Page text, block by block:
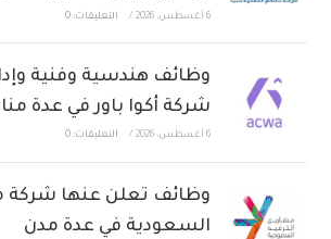
6 أغسطس، 2026 / التعليقات: 0
وظائف هندسية وفنية
شركة أكوا باور في عدة
6 أغسطس، 2026 / التعليقات: 0
وظائف تعلن عنها شركة
السعودية في عدة مدن